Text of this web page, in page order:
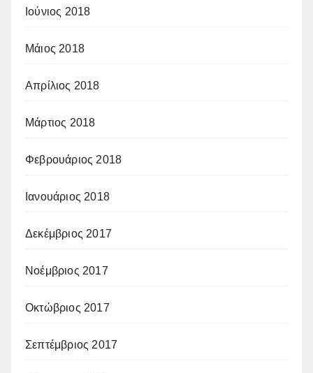
Ιούνιος 2018
Μάιος 2018
Απρίλιος 2018
Μάρτιος 2018
Φεβρουάριος 2018
Ιανουάριος 2018
Δεκέμβριος 2017
Νοέμβριος 2017
Οκτώβριος 2017
Σεπτέμβριος 2017